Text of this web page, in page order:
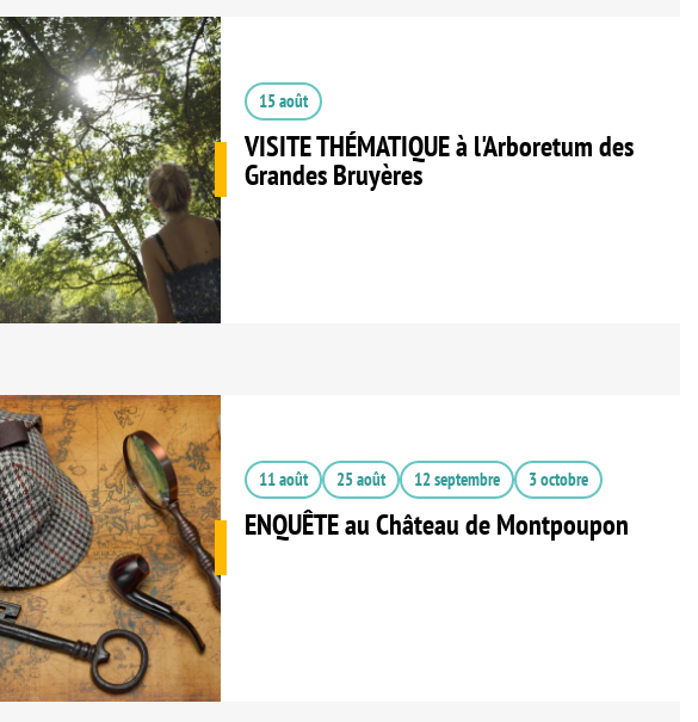
15 août
VISITE THÉMATIQUE à l'Arboretum des
Grandes Bruyères
11 août 25 août 12 septembre 3 octobre
ENQUÊTE au Château de Montpoupon